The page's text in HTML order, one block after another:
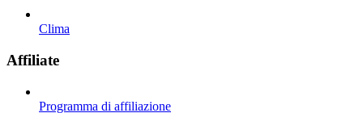
Clima
Affiliate
Programma di affiliazione